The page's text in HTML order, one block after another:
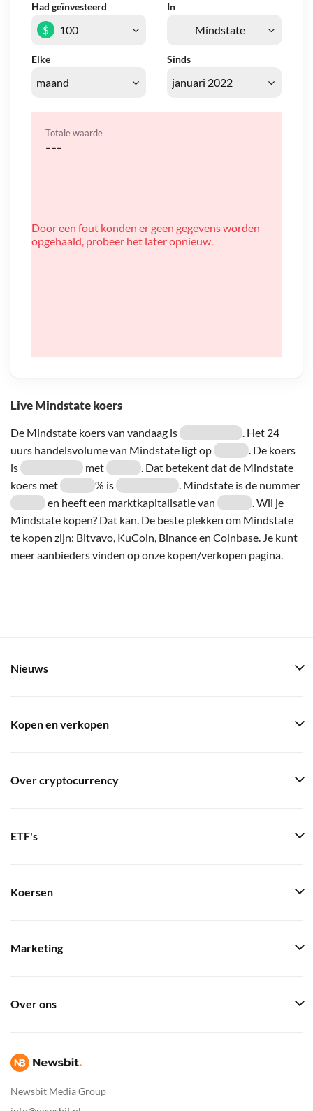
Live Mindstate koers
De Mindstate koers van vandaag is
. Het 24
uurs handelsvolume van Mindstate ligt op
. De koers
is
met
. Dat betekent dat de Mindstate
koers met
% is
. Mindstate is de nummer
en heeft een marktkapitalisatie van
. Wil je
Mindstate kopen? Dat kan. De beste plekken om Mindstate
te kopen zijn: Bitvavo, KuCoin, Binance en Coinbase. Je kunt
meer aanbieders vinden op onze kopen/verkopen pagina.
Had geïnvesteerd In
Elke Sinds
$
Totale waarde
---
Door een fout konden er geen gegevens worden
opgehaald, probeer het later opnieuw.
Newsbit Media Group
Nieuws
Kopen en verkopen
Over cryptocurrency
ETF's
Koersen
Marketing
Over ons